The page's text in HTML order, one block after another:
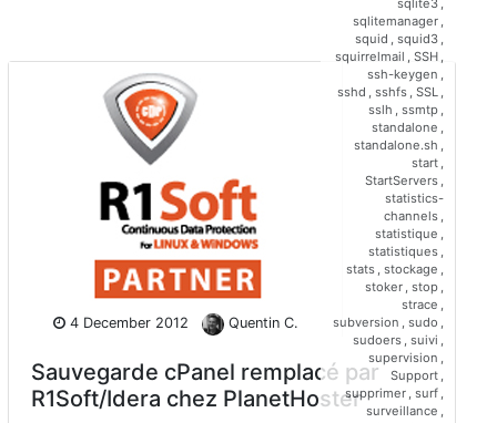
4 December 2012 Quentin C.
Sauvegarde cPanel remplacé par
R1Soft/Idera chez PlanetHoster
sqlite3 ,
sqlitemanager ,
squid , squid3 ,
squirrelmail , SSH ,
ssh-keygen ,
sshd , sshfs , SSL ,
sslh , ssmtp ,
standalone ,
standalone.sh ,
start ,
StartServers ,
statistics-
channels ,
statistique ,
statistiques ,
stats , stockage ,
stoker , stop ,
strace ,
subversion , sudo ,
sudoers , suivi ,
supervision ,
Support ,
supprimer , surf ,
surveillance ,